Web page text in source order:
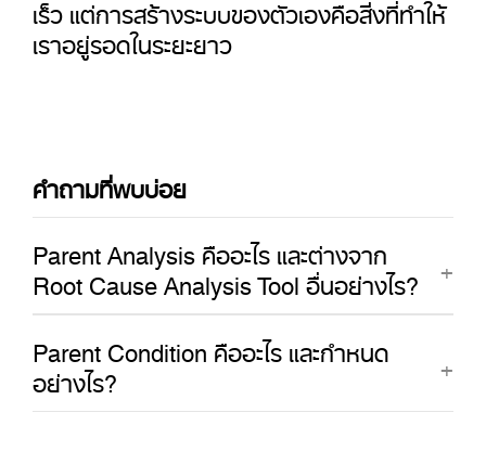
เร็ว แต่การสร้างระบบของตัวเองคือสิ่งที่ทำให้
เราอยู่รอดในระยะยาว
คำถามที่พบบ่อย
Parent Analysis คืออะไร และต่างจาก
Root Cause Analysis Tool อื่นอย่างไร?
Parent Condition คืออะไร และกำหนด
อย่างไร?